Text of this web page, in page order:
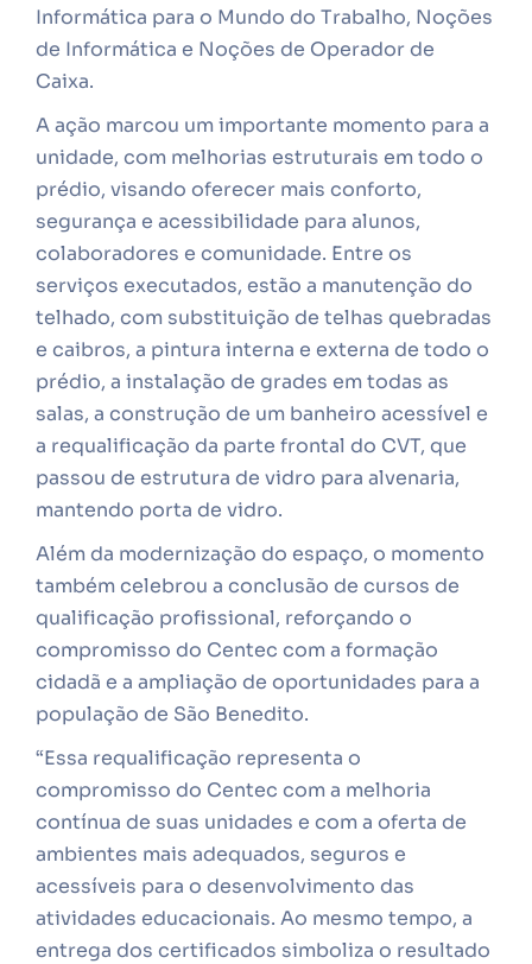
Informática para o Mundo do Trabalho, Noções
de Informática e Noções de Operador de
Caixa.
A ação marcou um importante momento para a
unidade, com melhorias estruturais em todo o
prédio, visando oferecer mais conforto,
segurança e acessibilidade para alunos,
colaboradores e comunidade. Entre os
serviços executados, estão a manutenção do
telhado, com substituição de telhas quebradas
e caibros, a pintura interna e externa de todo o
prédio, a instalação de grades em todas as
salas, a construção de um banheiro acessível e
a requalificação da parte frontal do CVT, que
passou de estrutura de vidro para alvenaria,
mantendo porta de vidro.
Além da modernização do espaço, o momento
também celebrou a conclusão de cursos de
qualificação profissional, reforçando o
compromisso do Centec com a formação
cidadã e a ampliação de oportunidades para a
população de São Benedito.
“Essa requalificação representa o
compromisso do Centec com a melhoria
contínua de suas unidades e com a oferta de
ambientes mais adequados, seguros e
acessíveis para o desenvolvimento das
atividades educacionais. Ao mesmo tempo, a
entrega dos certificados simboliza o resultado